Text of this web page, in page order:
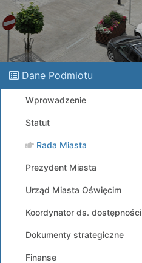
Dane Podmiotu
Wprowadzenie
Statut
Rada Miasta
Prezydent Miasta
Urząd Miasta Oświęcim
Koordynator ds. dostępności
Dokumenty strategiczne
Finanse